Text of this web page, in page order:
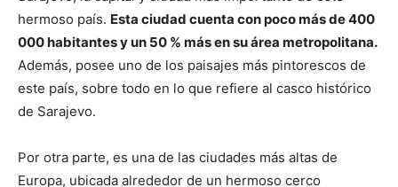
hermoso país. Esta ciudad cuenta con poco más de 400
000 habitantes y un 50 % más en su área metropolitana.
Además, posee uno de los paisajes más pintorescos de
este país, sobre todo en lo que refiere al casco histórico
de Sarajevo.
Por otra parte, es una de las ciudades más altas de
Europa, ubicada alrededor de un hermoso cerco